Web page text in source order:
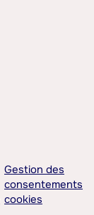
Gestion des
consentements
cookies